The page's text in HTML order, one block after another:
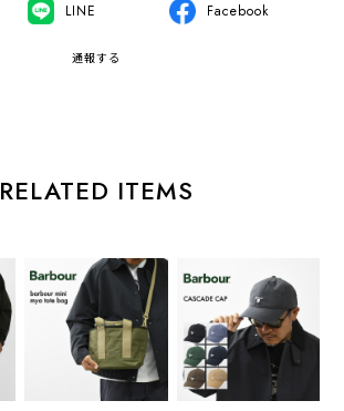
LINE Facebook
通報する
RELATED ITEMS